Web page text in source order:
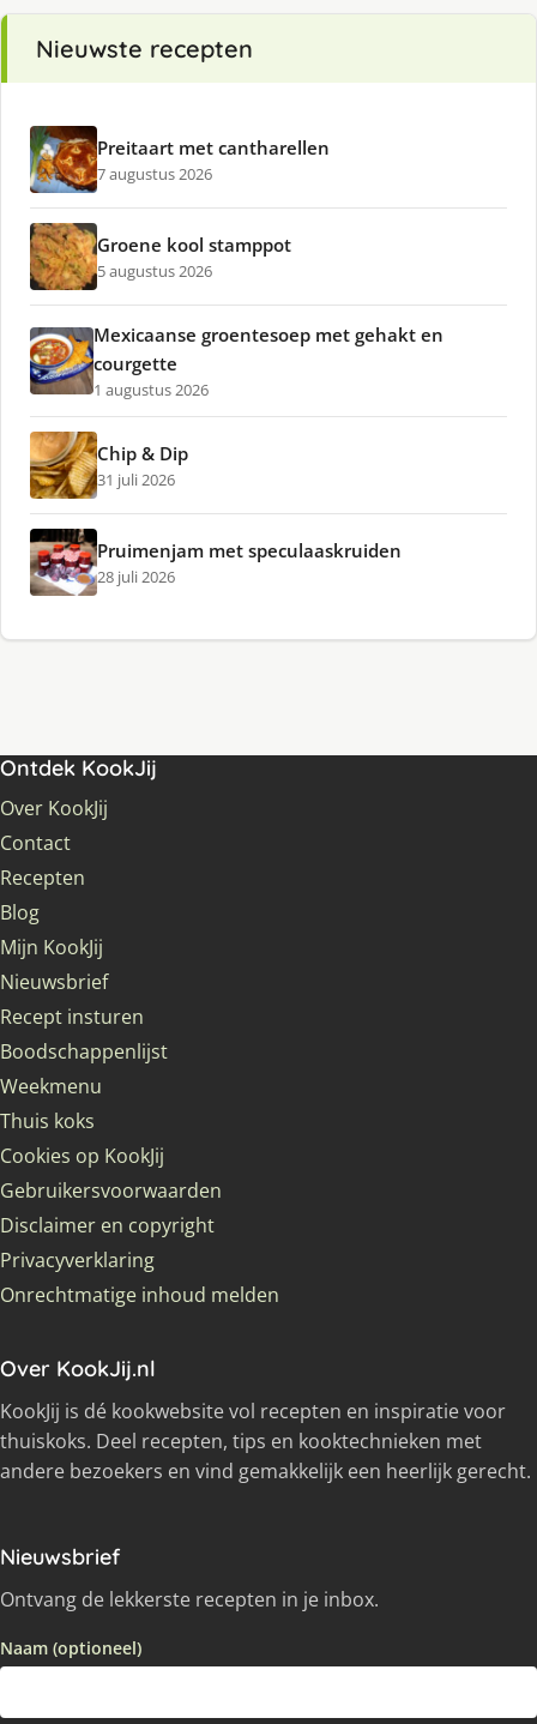
Nieuwste recepten
Preitaart met cantharellen
7 augustus 2026
Groene kool stamppot
5 augustus 2026
Mexicaanse groentesoep met gehakt en
courgette
1 augustus 2026
Chip & Dip
31 juli 2026
Pruimenjam met speculaaskruiden
28 juli 2026
Ontdek KookJij
Over KookJij
Contact
Recepten
Blog
Mijn KookJij
Nieuwsbrief
Recept insturen
Boodschappenlijst
Weekmenu
Thuis koks
Cookies op KookJij
Gebruikersvoorwaarden
Disclaimer en copyright
Privacyverklaring
Onrechtmatige inhoud melden
Over KookJij.nl
KookJij is dé kookwebsite vol recepten en inspiratie voor
thuiskoks. Deel recepten, tips en kooktechnieken met
andere bezoekers en vind gemakkelijk een heerlijk gerecht.
Nieuwsbrief
Ontvang de lekkerste recepten in je inbox.
Naam (optioneel)